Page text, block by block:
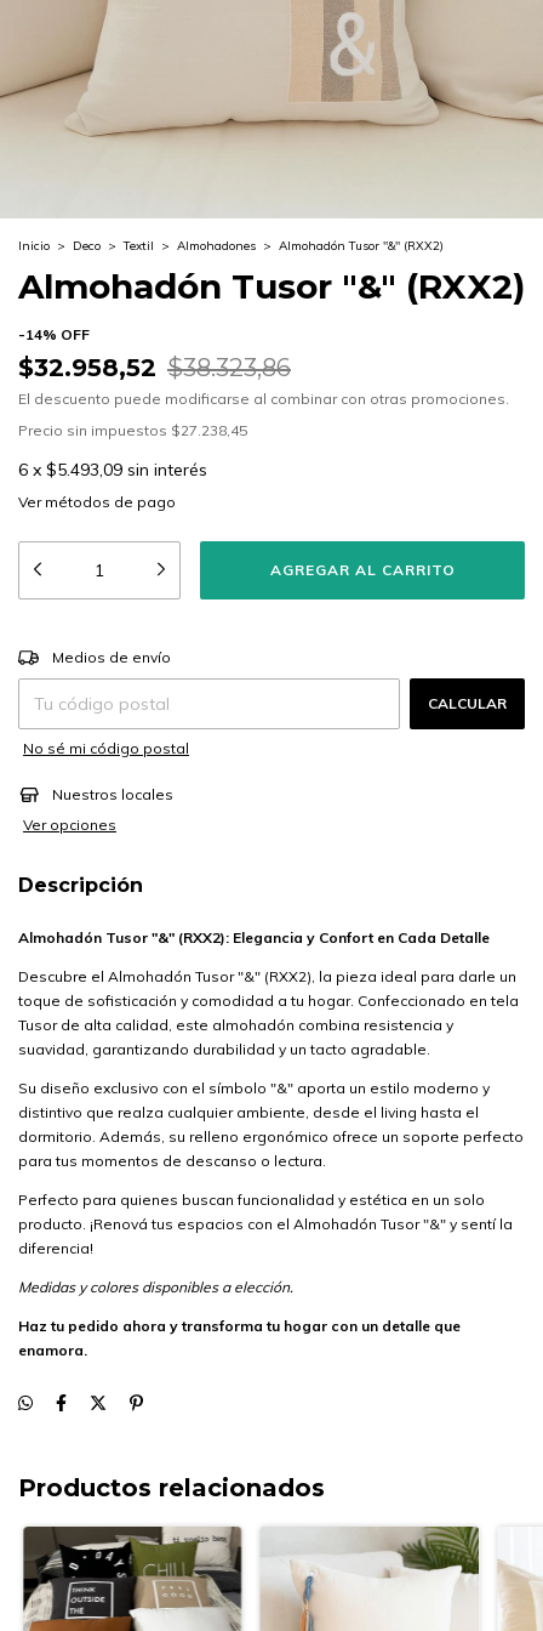
Inicio > Deco > Textil > Almohadones > Almohadón Tusor "&" (RXX2)
Almohadón Tusor "&" (RXX2)
-14% OFF
$32.958,52 $38.323,86
El descuento puede modificarse al combinar con otras promociones.
Precio sin impuestos $27.238,45
6 x $5.493,09 sin interés
Ver más detalles
Entregas para el CP:
Medios de envío
CALCULAR
No sé mi código postal
Nuestros locales
Ver opciones
Descripción
Almohadón Tusor "&" (RXX2): Elegancia y Confort en Cada Detalle
Descubre el Almohadón Tusor "&" (RXX2), la pieza ideal para darle un
toque de sofisticación y comodidad a tu hogar. Confeccionado en tela
Tusor de alta calidad, este almohadón combina resistencia y
suavidad, garantizando durabilidad y un tacto agradable.
Su diseño exclusivo con el símbolo "&" aporta un estilo moderno y
distintivo que realza cualquier ambiente, desde el living hasta el
dormitorio. Además, su relleno ergonómico ofrece un soporte perfecto
para tus momentos de descanso o lectura.
Perfecto para quienes buscan funcionalidad y estética en un solo
producto. ¡Renová tus espacios con el Almohadón Tusor "&" y sentí la
diferencia!
Medidas y colores disponibles a elección.
Haz tu pedido ahora y transforma tu hogar con un detalle que
enamora.
Productos relacionados